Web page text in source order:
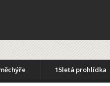
15letá prohlídka